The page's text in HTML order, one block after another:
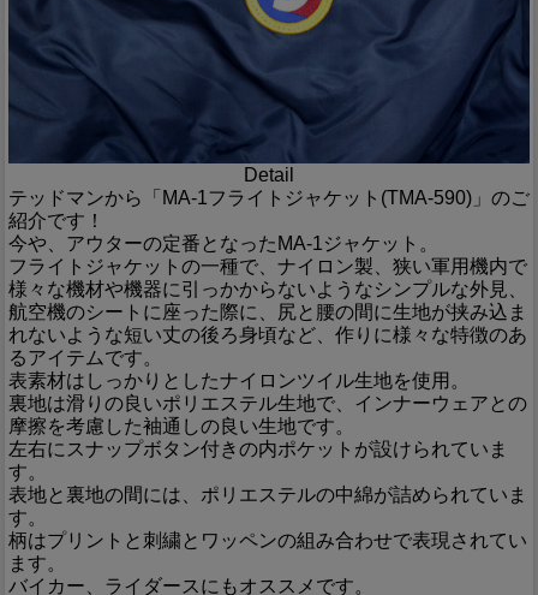
Detail
テッドマンから「MA-1フライトジャケット(TMA-590)」のご
紹介です！
今や、アウターの定番となったMA-1ジャケット。
フライトジャケットの一種で、ナイロン製、狭い軍用機内で
様々な機材や機器に引っかからないようなシンプルな外見、
航空機のシートに座った際に、尻と腰の間に生地が挟み込ま
れないような短い丈の後ろ身頃など、作りに様々な特徴のあ
るアイテムです。
表素材はしっかりとしたナイロンツイル生地を使用。
裏地は滑りの良いポリエステル生地で、インナーウェアとの
摩擦を考慮した袖通しの良い生地です。
左右にスナップボタン付きの内ポケットが設けられていま
す。
表地と裏地の間には、ポリエステルの中綿が詰められていま
す。
柄はプリントと刺繍とワッペンの組み合わせで表現されてい
ます。
バイカー、ライダースにもオススメです。